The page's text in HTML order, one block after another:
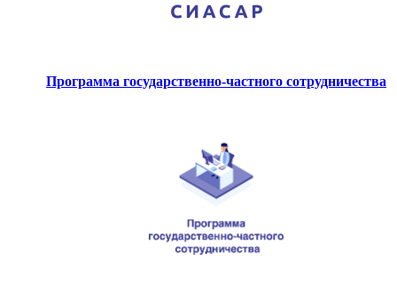
Программа государственно-частного сотрудничества